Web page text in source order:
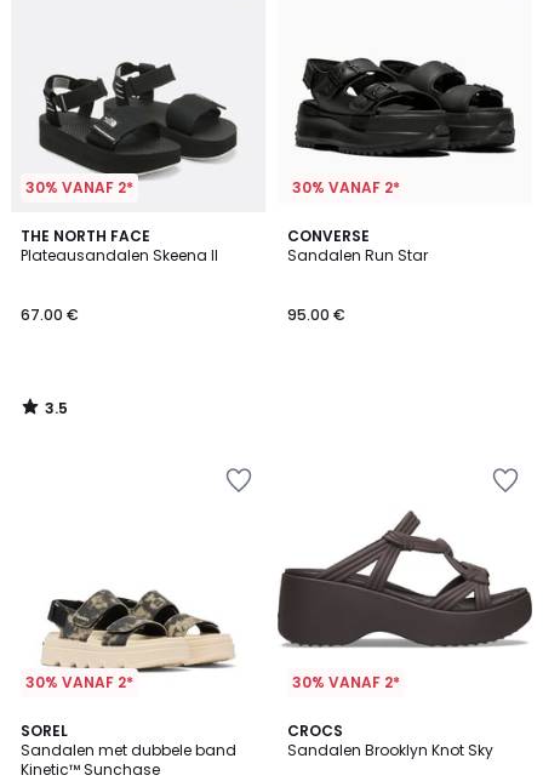
30% VANAF 2*
THE NORTH FACE
Plateausandalen Skeena II
67.00 €
3.5
/ 5
3.5
/
30% VANAF 2*
CONVERSE
Sandalen Run Star
95.00 €
30% VANAF 2*
SOREL
Sandalen met dubbele band
Kinetic™ Sunchase
4.3
/ 5
3
Kleuren
30% VANAF 2*
CROCS
Sandalen Brooklyn Knot Sky